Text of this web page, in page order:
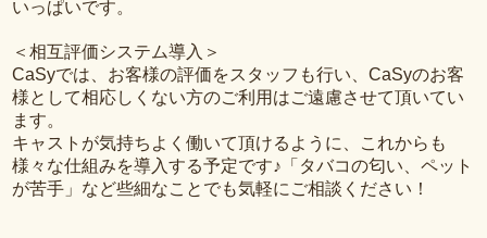
いっぱいです。
＜相互評価システム導入＞
CaSyでは、お客様の評価をスタッフも行い、CaSyのお客
様として相応しくない方のご利用はご遠慮させて頂いてい
ます。
キャストが気持ちよく働いて頂けるように、これからも
様々な仕組みを導入する予定です♪「タバコの匂い、ペット
が苦手」など些細なことでも気軽にご相談ください！